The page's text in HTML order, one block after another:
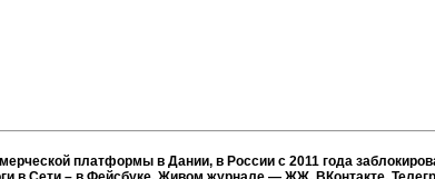
платформы в Дании, в России с 2011 года